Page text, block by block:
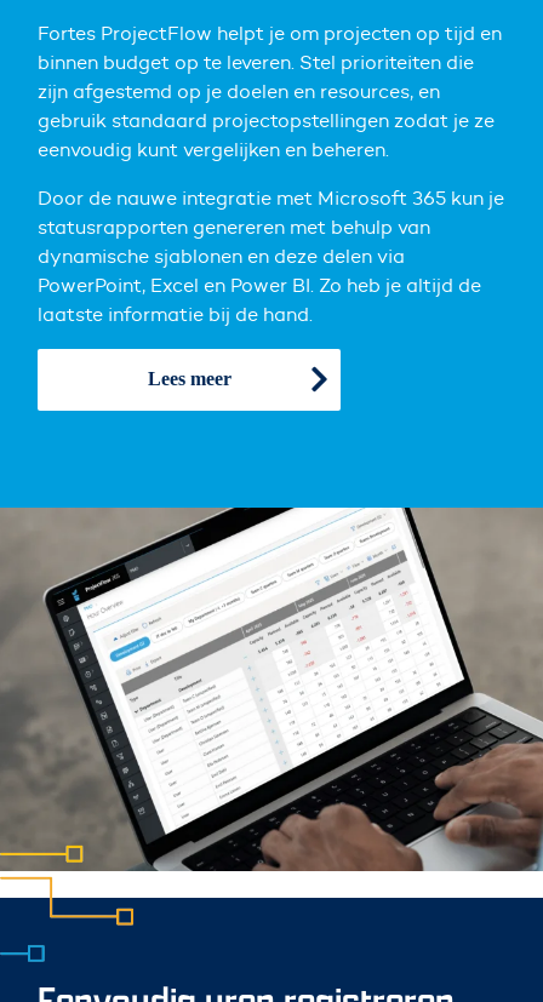
Fortes ProjectFlow helpt je om projecten op tijd en
binnen budget op te leveren. Stel prioriteiten die
zijn afgestemd op je doelen en resources, en
gebruik standaard projectopstellingen zodat je ze
eenvoudig kunt vergelijken en beheren.
Door de nauwe integratie met Microsoft 365 kun je
statusrapporten genereren met behulp van
dynamische sjablonen en deze delen via
PowerPoint, Excel en Power BI. Zo heb je altijd de
laatste informatie bij de hand.
Lees meer